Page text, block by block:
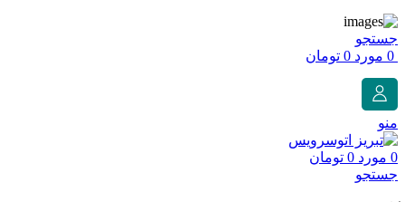
جستجو
0 مورد 0 تومان
منو
0 مورد 0 تومان
جستجو